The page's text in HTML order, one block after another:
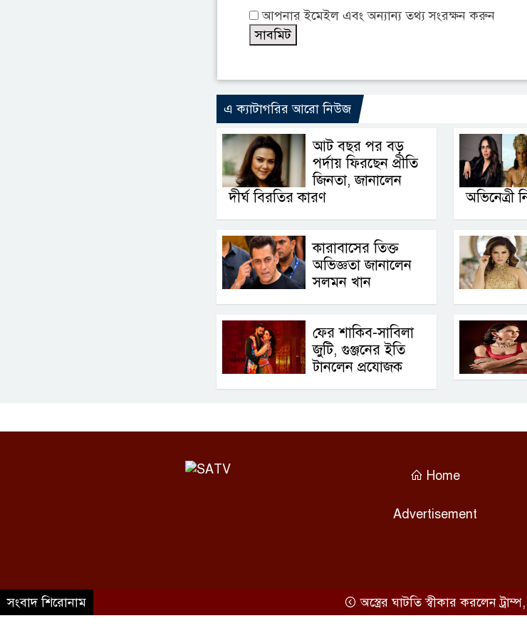
আপনার ইমেইল এবং অন্যান্য তথ্য সংরক্ষন করুন
এ ক্যাটাগরির আরো নিউজ
আট বছর পর বড়
পর্দায় ফিরছেন প্রীতি
জিনতা, জানালেন
দীর্ঘ বিরতির কারণ
অভিনেত্রী
কারাবাসের তিক্ত
অভিজ্ঞতা জানালেন
সলমন খান
ফের শাকিব-সাবিলা
জুটি, গুঞ্জনের ইতি
টানলেন প্রযোজক
Home
Advertisement
©SATV 2026 All rights reserved
সংবাদ শিরোনাম অস্ত্রের ঘাটতি স্বীকার করলেন ট্রাম্প,